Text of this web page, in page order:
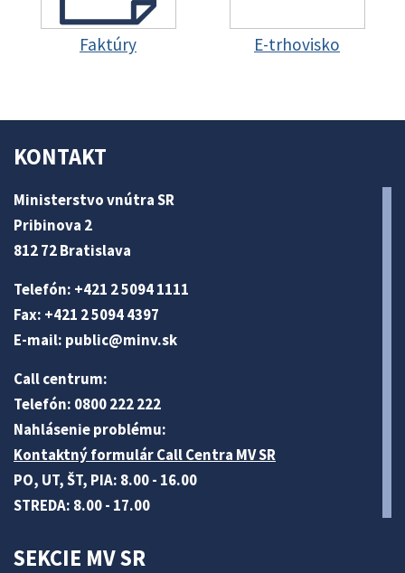
Faktúry E-trhovisko
KONTAKT
Ministerstvo vnútra SR
Pribinova 2
812 72 Bratislava
Telefón: +421 2 5094 1111
Fax: +421 2 5094 4397
E-mail: public@minv.sk
Call centrum:
Telefón: 0800 222 222
Nahlásenie problému:
Kontaktný formulár Call Centra MV SR
PO, UT, ŠT, PIA: 8.00 - 16.00
STREDA: 8.00 - 17.00
SEKCIE MV SR